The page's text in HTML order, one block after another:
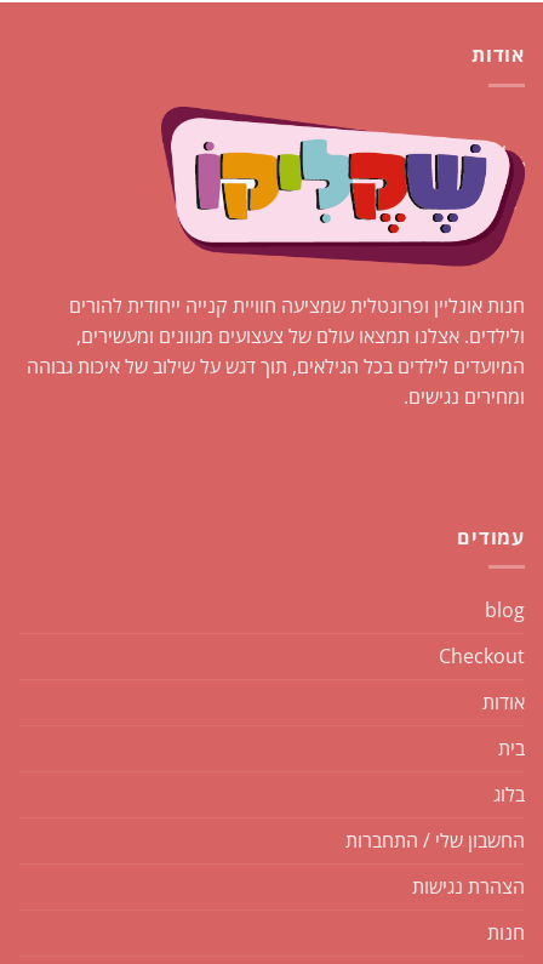
אודות
חנות אונליין ופרונטלית שמציעה חוויית קנייה ייחודית להורים
ולילדים. אצלנו תמצאו עולם של צעצועים מגוונים ומעשירים,
המיועדים לילדים בכל הגילאים, תוך דגש על שילוב של איכות גבוהה
ומחירים נגישים.
עמודים
blog
Checkout
אודות
בית
בלוג
החשבון שלי / התחברות
הצהרת נגישות
חנות